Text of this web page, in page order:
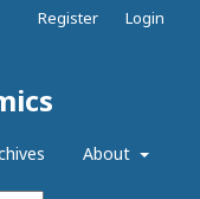
About
Register Login